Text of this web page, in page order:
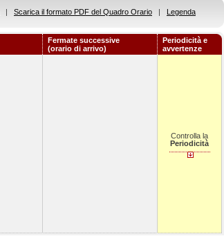
| Scarica il formato PDF del Quadro Orario | Legenda
Fermate successive
(orario di arrivo)
Periodicità e
avvertenze
Controlla la
Periodicità